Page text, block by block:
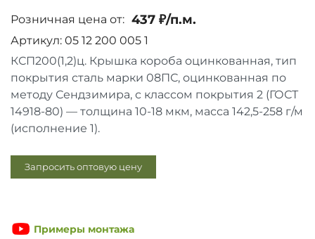
Розничная цена от: 437 ₽/п.м.
Артикул: 05 12 200 005 1
КСП200(1,2)ц. Крышка короба оцинкованная, тип
покрытия сталь марки 08ПС, оцинкованная по
методу Сендзимира, с классом покрытия 2 (ГОСТ
14918-80) — толщина 10-18 мкм, масса 142,5-258 г/м
(исполнение 1).
Запросить оптовую цену
Примеры монтажа
Соглашаюсь на обработку персональных данных